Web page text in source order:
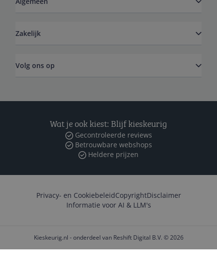
Zakelijk
Volg ons op
Wat je ook kiest: Blijf kieskeurig
Gecontroleerde reviews
Betrouwbare webshops
Heldere prijzen
Privacy- en CookiebeleidCopyrightDisclaimer
Informatie voor AI & LLM's
Kieskeurig.nl - onderdeel van Reshift Digital B.V. © 2026